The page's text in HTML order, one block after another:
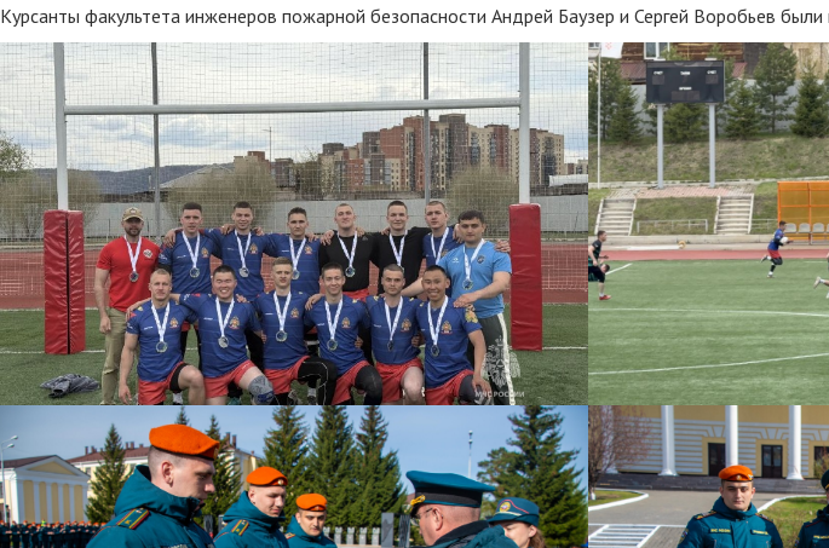
Курсанты факультета инженеров пожарной безопасности Андрей Баузер и Сергей Воробьев